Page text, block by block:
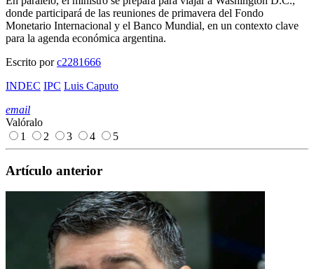
donde participará de las reuniones de primavera del Fondo
Monetario Internacional y el Banco Mundial, en un contexto clave
para la agenda económica argentina.
Escrito porc2281666
INDEC IPC Luis Caputo
email
Valóralo
1
2 3 4 5
Artículo anterior